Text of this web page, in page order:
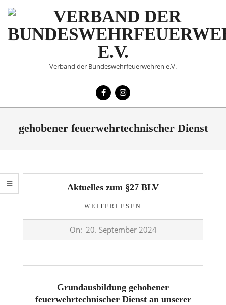
Skip
content
VERBAND
DER
E.V.
Verband der Bundeswehrfeuerwehren e.V.
gehobener feuerwehrtechnischer Dienst
Aktuelles zum §27 BLV
… WEITERLESEN …
On: 20. September 2024
Grundausbildung gehobener
feuerwehrtechnischer Dienst an unserer